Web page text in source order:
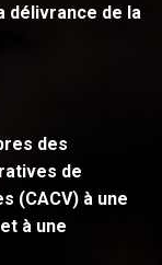
délivrance de la
des
de
(CACV) à une
à une